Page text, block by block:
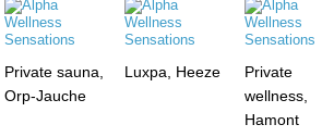
Private sauna,
Orp-Jauche
Luxpa, Heeze
Private
wellness,
Hamont